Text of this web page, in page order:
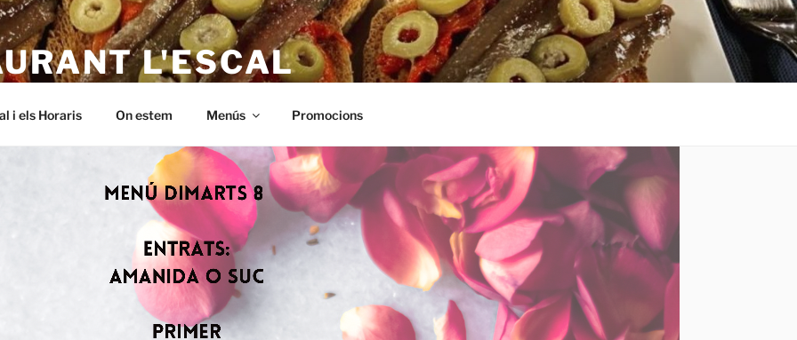
L'ESCAL
i els Horaris On estem Menús Promocions